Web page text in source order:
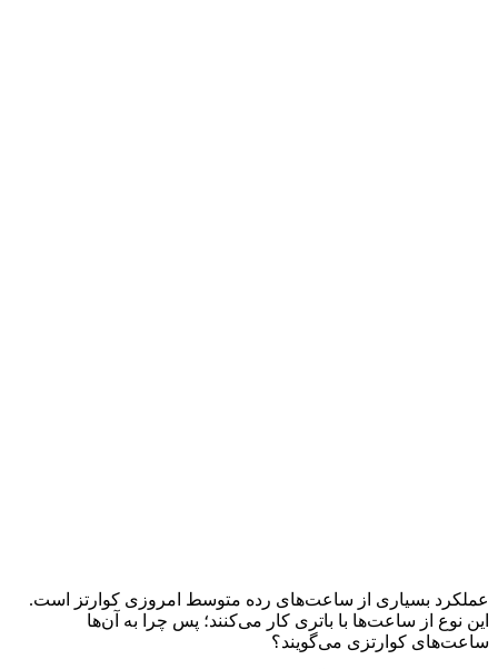
عملکرد بسیاری از ساعت‌های رده متوسط امروزی کوارتز است.
این نوع از ساعت‌ها با باتری کار می‌کنند؛ پس چرا به آن‌ها
ساعت‌های کوارتزی می‌گویند؟